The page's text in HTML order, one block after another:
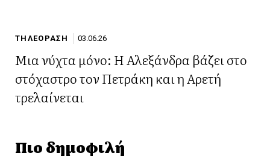
ΤΗΛΕΟΡΑΣΗ 03.06.26
Μια νύχτα μόνο: Η Αλεξάνδρα βάζει στο
στόχαστρο τον Πετράκη και η Αρετή
τρελαίνεται
Πιο δημοφιλή